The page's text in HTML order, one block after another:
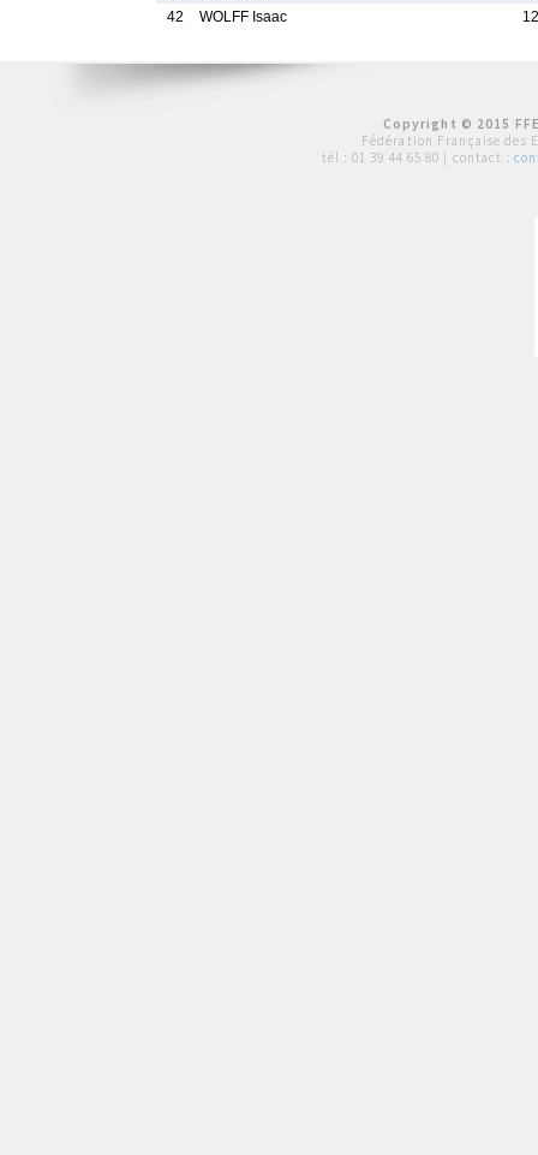
42
WOLFF Isaac
Copyright © 2015
Fédération Française des
tél : 01 39 44 65 80 | contact :